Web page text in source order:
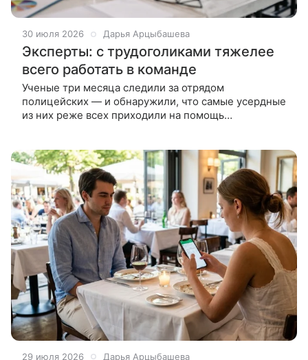
30 июля 2026 Дарья Арцыбашева
Эксперты: с трудоголиками тяжелее
всего работать в команде
Ученые три месяца следили за отрядом
полицейских — и обнаружили, что самые усердные
из них реже всех приходили на помощь
29 июля 2026 Дарья Арцыбашева